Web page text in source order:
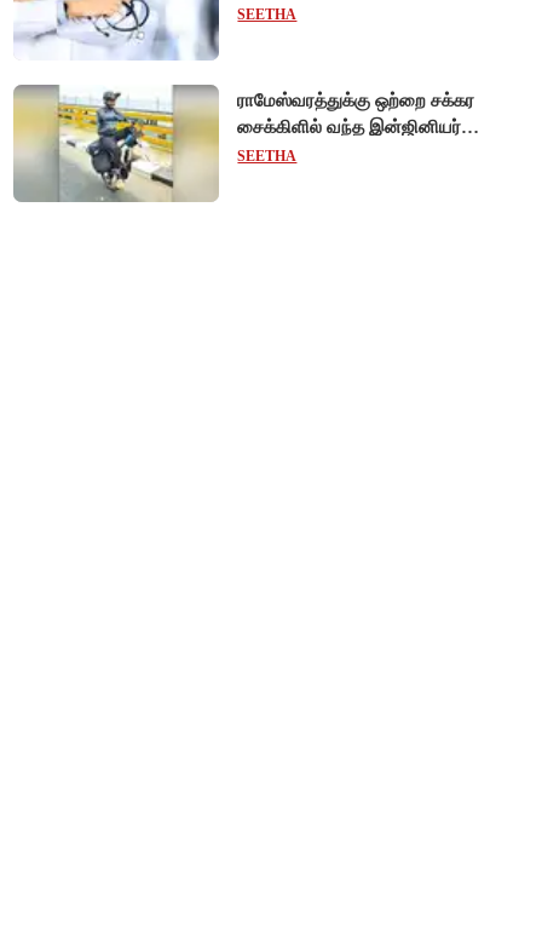
டாக்டர்களுக்குத் தடை!
SEETHA
ராமேஸ்வரத்துக்கு ஒற்றை சக்கர
சைக்கிளில் வந்த இன்ஜினியர்
- போதைக்கு எதிராக விழிப்புணர்வு!
SEETHA